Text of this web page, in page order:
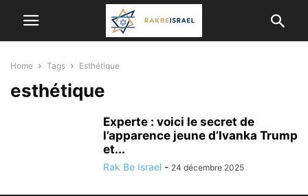
Home Tags Esthétique
esthétique
Experte : voici le secret de
l’apparence jeune d’Ivanka Trump
et...
Rak Be Israel - 24 décembre 2025